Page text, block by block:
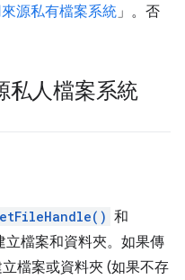
源私有檔案系統 」。否
私人檔案系統
和
立檔案和資料夾。如果傳
立檔案或資料夾 (如果不存